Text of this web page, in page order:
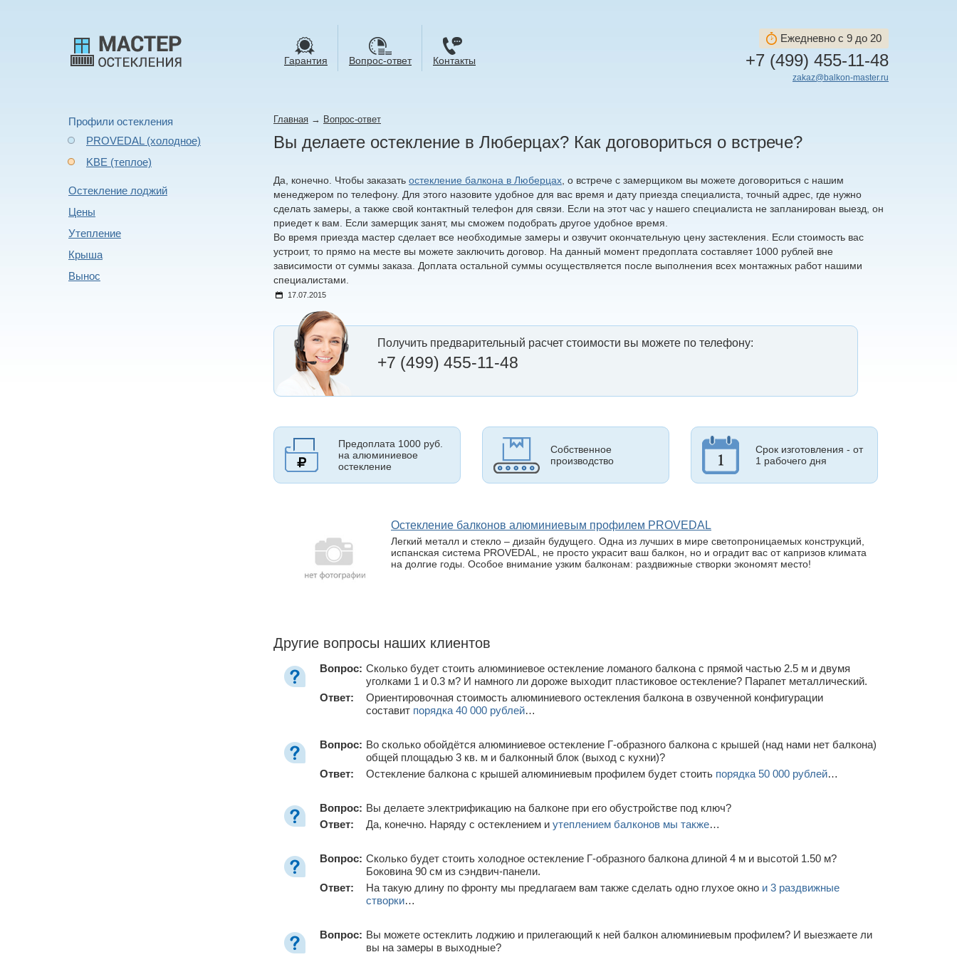
Гарантия Вопрос-ответ Контакты
Ежедневно с 9 до 20
+7 (499) 455-11-48
zakaz@balkon-master.ru
Профили остекления
PROVEDAL (холодное)
KBE (теплое)
Остекление лоджий
Цены
Утепление
Крыша
Вынос
Главная → Вопрос-ответ
Вы делаете остекление в Люберцах? Как договориться о встрече?
Да, конечно. Чтобы заказать остекление балкона в Люберцах, о встрече с замерщиком вы можете договориться с нашим
менеджером по телефону. Для этого назовите удобное для вас время и дату приезда специалиста, точный адрес, где нужно
сделать замеры, а также свой контактный телефон для связи. Если на этот час у нашего специалиста не запланирован выезд, он
приедет к вам. Если замерщик занят, мы сможем подобрать другое удобное время.
Во время приезда мастер сделает все необходимые замеры и озвучит окончательную цену застекления. Если стоимость вас
устроит, то прямо на месте вы можете заключить договор. На данный момент предоплата составляет 1000 рублей вне
зависимости от суммы заказа. Доплата остальной суммы осуществляется после выполнения всех монтажных работ нашими
специалистами.
17.07.2015
Получить предварительный расчет стоимости вы можете по телефону:
+7 (499) 455-11-48
Предоплата 1000 руб.
на алюминиевое
остекление
Собственное
производство
Срок изготовления - от
1 рабочего дня
Остекление балконов алюминиевым профилем PROVEDAL
Легкий металл и стекло – дизайн будущего. Одна из лучших в мире светопроницаемых конструкций,
испанская система PROVEDAL, не просто украсит ваш балкон, но и оградит вас от капризов климата
на долгие годы. Особое внимание узким балконам: раздвижные створки экономят место!
Другие вопросы наших клиентов
Вопрос: Сколько будет стоить алюминиевое остекление ломаного балкона с прямой частью 2.5 м и двумя
уголками 1 и 0.3 м? И намного ли дороже выходит пластиковое остекление? Парапет металлический.
Ответ:
Ориентировочная стоимость алюминиевого остекления балкона в озвученной конфигурации
составит порядка 40 000 рублей…
Вопрос: Во сколько обойдётся алюминиевое остекление Г-образного балкона с крышей (над нами нет балкона)
общей площадью 3 кв. м и балконный блок (выход с кухни)?
Ответ:
Остекление балкона с крышей алюминиевым профилем будет стоить порядка 50 000 рублей…
Вопрос: Вы делаете электрификацию на балконе при его обустройстве под ключ?
Ответ:
Да, конечно. Наряду с остеклением и утеплением балконов мы также…
Вопрос: Сколько будет стоить холодное остекление Г-образного балкона длиной 4 м и высотой 1.50 м?
Боковина 90 см из сэндвич-панели.
Ответ:
На такую длину по фронту мы предлагаем вам также сделать одно глухое окно и 3 раздвижные
створки…
Вопрос: Вы можете остеклить лоджию и прилегающий к ней балкон алюминиевым профилем? И выезжаете ли
вы на замеры в выходные?